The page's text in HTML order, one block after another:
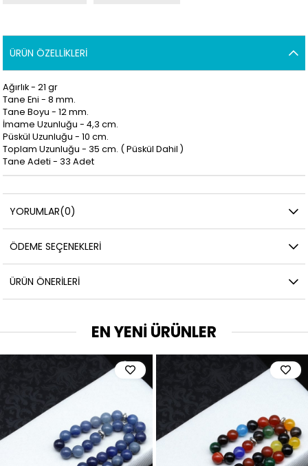
ÜRÜN ÖZELLIKLERI
Ağırlık - 21 gr
Tane Eni - 8 mm.
Tane Boyu - 12 mm.
İmame Uzunluğu - 4,3 cm.
Püskül Uzunluğu - 10 cm.
Toplam Uzunluğu - 35 cm. ( Püskül Dahil )
Tane Adeti - 33 Adet
YORUMLAR(0)
ÖDEME SEÇENEKLERI
ÜRÜN ÖNERILERI
EN YENİ ÜRÜNLER